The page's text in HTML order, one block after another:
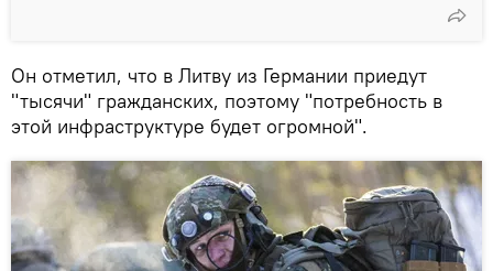
Он отметил, что в Литву из Германии приедут
"тысячи" гражданских, поэтому "потребность в
этой инфраструктуре будет огромной".